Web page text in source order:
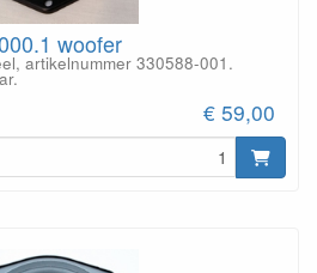
woofer
artikelnummer 330588-001.
€ 59,00